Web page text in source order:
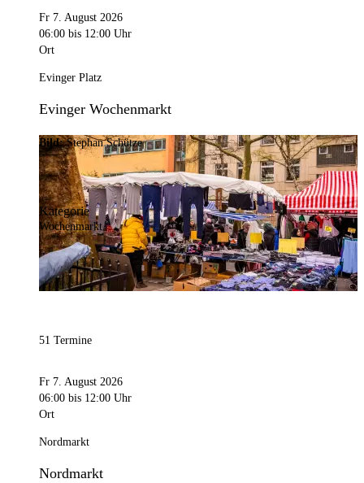
Fr 7. August 2026
06:00 bis 12:00 Uhr
Ort
Evinger Platz
Evinger Wochenmarkt
Bild:Stephan Schütze
Kategorie
Wochenmarkt
51 Termine
Fr 7. August 2026
06:00 bis 12:00 Uhr
Ort
Nordmarkt
Nordmarkt